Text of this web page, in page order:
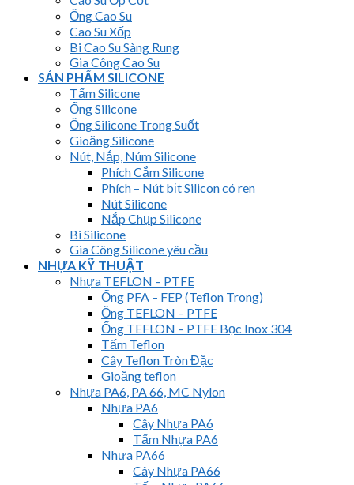
Ống Cao Su
Cao Su Xốp
Bi Cao Su Sàng Rung
Gia Công Cao Su
SẢN PHẨM SILICONE
Tấm Silicone
Ống Silicone
Ống Silicone Trong Suốt
Gioăng Silicone
Nút, Nắp, Núm Silicone
Phích Cắm Silicone
Phích – Nút bịt Silicon có ren
Nút Silicone
Nắp Chụp Silicone
Bi Silicone
Gia Công Silicone yêu cầu
NHỰA KỸ THUẬT
Nhựa TEFLON – PTFE
Ống PFA – FEP (Teflon Trong)
Ống TEFLON – PTFE
Ống TEFLON – PTFE Bọc Inox 304
Tấm Teflon
Cây Teflon Tròn Đặc
Gioăng teflon
Nhựa PA6, PA 66, MC Nylon
Nhựa PA6
Cây Nhựa PA6
Tấm Nhựa PA6
Nhựa PA66
Cây Nhựa PA66